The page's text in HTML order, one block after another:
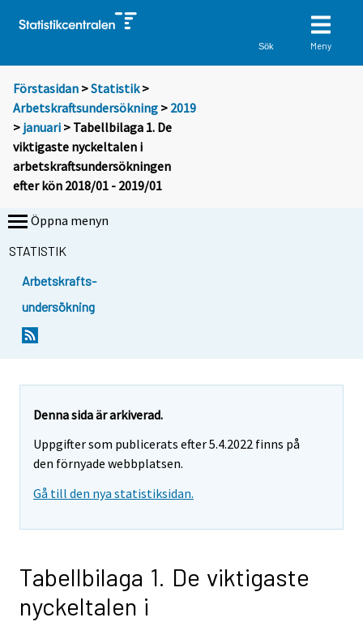
Sök Meny
Förstasidan >Statistik >
Arbetskraftsundersökning > 2019
> januari > Tabellbilaga 1. De
viktigaste nyckeltalen i
arbetskraftsundersökningen
efter kön 2018/01 - 2019/01
Öppna menyn
STATISTIK
Arbetskrafts-
undersökning
Denna sida är arkiverad.
Uppgifter som publicerats efter 5.4.2022 finns på
den förnyade webbplatsen.
Gå till den nya statistiksidan.
Tabellbilaga 1. De viktigaste
nyckeltalen i